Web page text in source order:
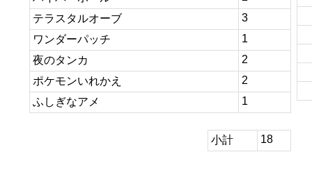
テラスタルオーブ
3
ワンダーパッチ
1
夜のタンカ
2
ポケモンいれかえ
2
ふしぎなアメ
1
小計 18